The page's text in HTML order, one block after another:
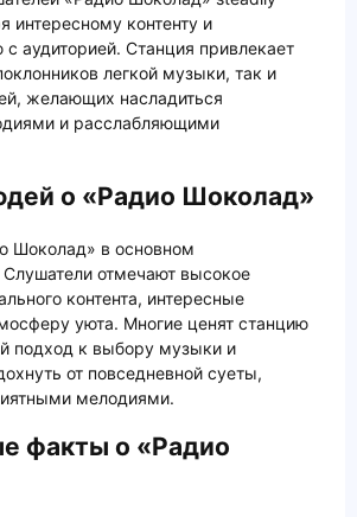
интересному контенту и
аудиторией. Станция привлекает
легкой музыки, так и
желающих насладиться
и расслабляющими
о «Радио Шоколад»
Шоколад» в основном
отмечают высокое
контента, интересные
уюта. Многие ценят станцию
подход к выбору музыки и
от повседневной суеты,
мелодиями.
факты о «Радио